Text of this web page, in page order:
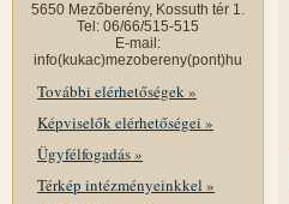
5650 Mezőberény, Kossuth tér 1.
Tel: 06/66/515-515
E-mail:
info(kukac)mezobereny(pont)hu
További elérhetőségek »
Képviselők elérhetőségei »
Ügyfélfogadás »
Térkép intézményeinkkel »